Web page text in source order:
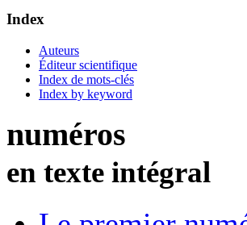
Index
Auteurs
Éditeur scientifique
Index de mots-clés
Index by keyword
numéros
en texte intégral